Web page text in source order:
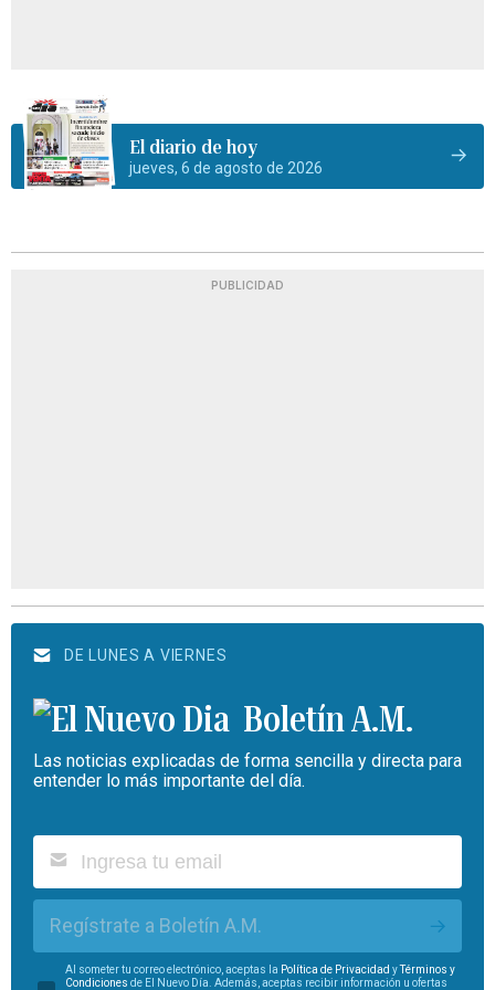
El diario de hoy
jueves, 6 de agosto de 2026
PUBLICIDAD
DE LUNES A VIERNES
Boletín A.M.
Las noticias explicadas de forma sencilla y directa para
entender lo más importante del día.
Regístrate a Boletín A.M.
Al someter tu correo electrónico, aceptas la Política de Privacidad yTérminos y
Condiciones de El Nuevo Día. Además, aceptas recibir información u ofertas